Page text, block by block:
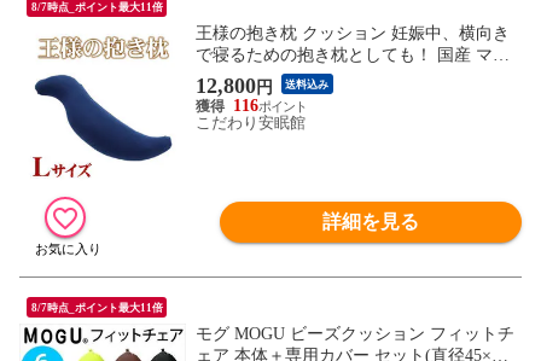
8/7時点_ポイント最大11倍
王様の抱き枕 クッション 妊娠中、横向き
で寝るための抱き枕としても！ 国産 マタ
ニティ ママの抱き枕 洗える プレゼントに
も ギフトにも 抱きまくら 新生活 一人暮ら
し 春日本製 枕 (Lサイズ/40×140×20cm ネイ
12,800円 送料込み
116
こだわり安眠館
詳細を見る
8/7時点_ポイント最大11倍
モグ MOGU ビーズクッション フィットチ
ェア 本体＋専用カバー セット(直径45×高